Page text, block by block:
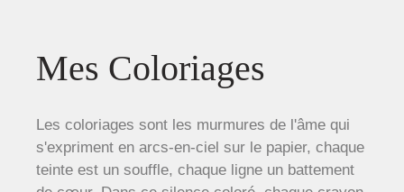
Mes Coloriages
Les coloriages sont les murmures de l'âme qui
s'expriment en arcs-en-ciel sur le papier, chaque
teinte est un souffle, chaque ligne un battement